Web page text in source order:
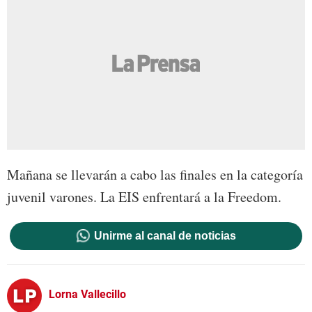
Mañana se llevarán a cabo las finales en la categoría
juvenil varones. La EIS enfrentará a la Freedom.
Unirme al canal de noticias
Lorna Vallecillo